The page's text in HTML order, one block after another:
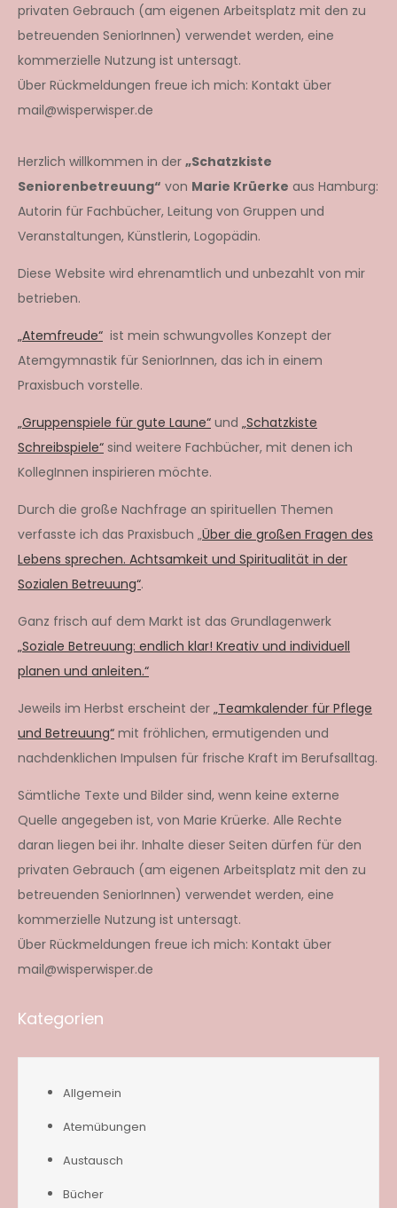
privaten Gebrauch (am eigenen Arbeitsplatz mit den zu
betreuenden SeniorInnen) verwendet werden, eine
kommerzielle Nutzung ist untersagt.
Über Rückmeldungen freue ich mich: Kontakt über
mail@wisperwisper.de
Herzlich willkommen in der „Schatzkiste
Seniorenbetreuung“ von Marie Krüerke aus Hamburg:
Autorin für Fachbücher, Leitung von Gruppen und
Veranstaltungen, Künstlerin, Logopädin.
Diese Website wird ehrenamtlich und unbezahlt von mir
betrieben.
„Atemfreude“ ist mein schwungvolles Konzept der
Atemgymnastik für SeniorInnen, das ich in einem
Praxisbuch vorstelle.
„Gruppenspiele für gute Laune“ und „Schatzkiste
Schreibspiele“ sind weitere Fachbücher, mit denen ich
KollegInnen inspirieren möchte.
Durch die große Nachfrage an spirituellen Themen
verfasste ich das Praxisbuch „Über die großen Fragen des
Lebens sprechen. Achtsamkeit und Spiritualität in der
Sozialen Betreuung“.
Ganz frisch auf dem Markt ist das Grundlagenwerk
„Soziale Betreuung: endlich klar! Kreativ und individuell
planen und anleiten.“
Jeweils im Herbst erscheint der „Teamkalender für Pflege
und Betreuung“ mit fröhlichen, ermutigenden und
nachdenklichen Impulsen für frische Kraft im Berufsalltag.
Sämtliche Texte und Bilder sind, wenn keine externe
Quelle angegeben ist, von Marie Krüerke. Alle Rechte
daran liegen bei ihr. Inhalte dieser Seiten dürfen für den
privaten Gebrauch (am eigenen Arbeitsplatz mit den zu
betreuenden SeniorInnen) verwendet werden, eine
kommerzielle Nutzung ist untersagt.
Über Rückmeldungen freue ich mich: Kontakt über
mail@wisperwisper.de
Kategorien
Allgemein
Atemübungen
Austausch
Bücher